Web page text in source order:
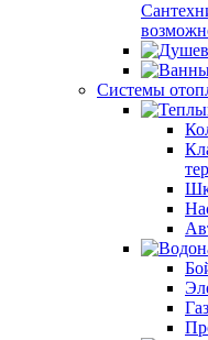
Системы